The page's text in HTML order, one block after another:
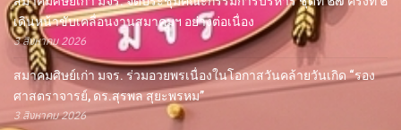
เดินหน้าขับเคลื่อนงานสมาคมฯ อย่างต่อเนื่อง
3 สิงหาคม 2026
สมาคมศิษย์เก่า มจร. ร่วมอวยพรเนื่องในโอกาสวันคล้ายวันเกิด “รอง
ศาสตราจารย์, ดร.สุรพล สุยะพรหม”
3 สิงหาคม 2026